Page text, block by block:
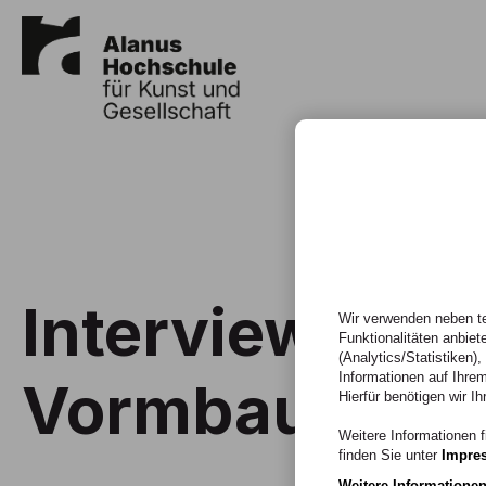
Interview mit
Vormbaum
Wir verwenden neben
Funktionalitäten
(Analytics/Statistiken),
Informationen auf
Hierfür benötigen wir
Weitere Informationen
finden Sie unter